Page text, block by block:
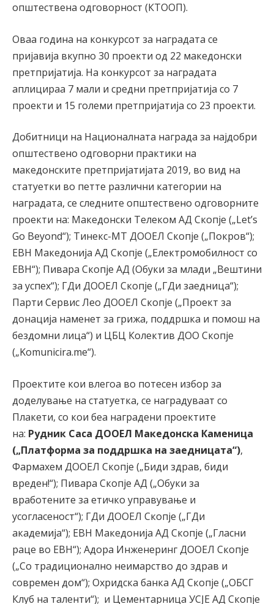
општествена одговорност (КТООП).
Оваа година на конкурсот за наградата се
пријавија вкупно 30 проекти од 22 македонски
претпријатија. На конкурсот за наградата
аплицираа 7 мали и средни претпријатија со 7
проекти и 15 големи претпријатија со 23 проекти.
Добитници на Националната награда за најдобри
општествено одговорни практики на
македонските претпријатијата 2019, во вид на
статуетки во петте различни категории на
наградата, се следните општествено одговорните
проекти на: Македонски Телеком АД Скопје („Let’s
Go Beyond“); Тинекс-МТ ДООЕЛ Скопје („Покров“);
ЕВН Македонија АД Скопје („Електромобилност со
ЕВН“); Пивара Скопје АД (Обуки за млади „Вештини
за успех“); ГДи ДООЕЛ Скопје („ГДи заедница“);
Парти Сервис Лео ДООЕЛ Скопје („Проект за
донација наменет за грижа, поддршка и помош на
бездомни лица“) и ЦБЦ Колектив ДОО Скопје
(„Komunicira.me“).
Проектите кои влегоа во потесен избор за
доделување на статуетка, се наградуваат со
Плакети, со кои беа наградени проектите
на: Рудник Саса ДООЕЛ Македонска Каменица
(„Платформа за поддршка на заедницата“),
Фармахем ДООЕЛ Скопје („Биди здрав, биди
вреден!“); Пивара Скопје АД („Обуки за
вработените за етичко управување и
усогласеност“); ГДи ДООЕЛ Скопје („ГДи
академија“); ЕВН Македонија АД Скопје („Гласни
раце во ЕВН“); Адора Инженеринг ДООЕЛ Скопје
(„Со традиционално неимарство до здрав и
современ дом“); Охридска банка АД Скопје („ОБСГ
Клуб на таленти“); и Цементарница УСЈЕ АД Скопје